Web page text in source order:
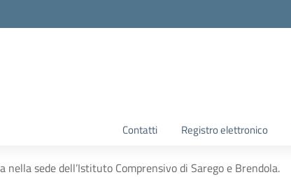
Contatti Registro elettronico
nella sede dell’Istituto Comprensivo di Sarego e Brendola.